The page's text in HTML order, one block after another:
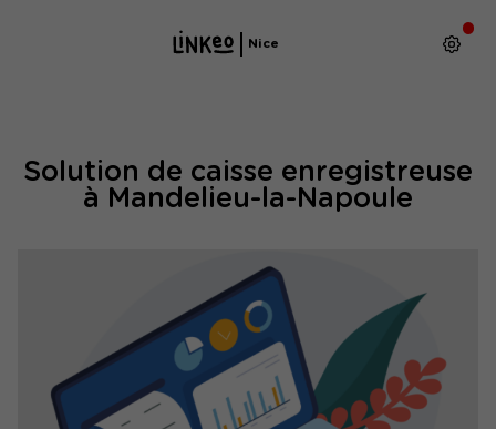
Nice
Solution de caisse enregistreuse
à Mandelieu-la-Napoule